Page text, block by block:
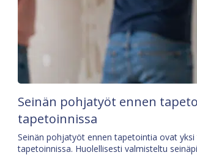
Seinän pohjatyöt ennen
tapetoinnissa
Seinän pohjatyöt ennen tapetointia ovat
tapetoinnissa. Huolellisesti valmisteltu